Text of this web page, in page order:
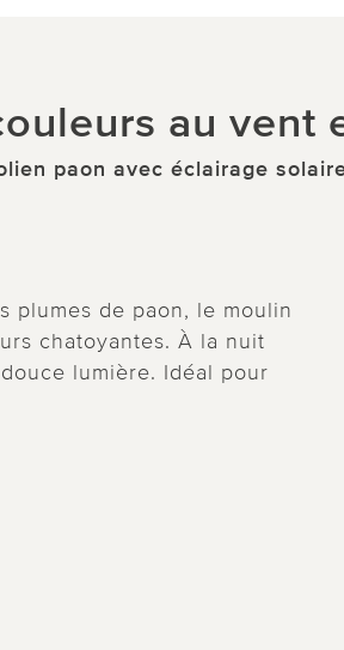
au vent
paon avec éclairage
plumes de paon, le moulin
chatoyantes. À la nuit
lumière. Idéal pour